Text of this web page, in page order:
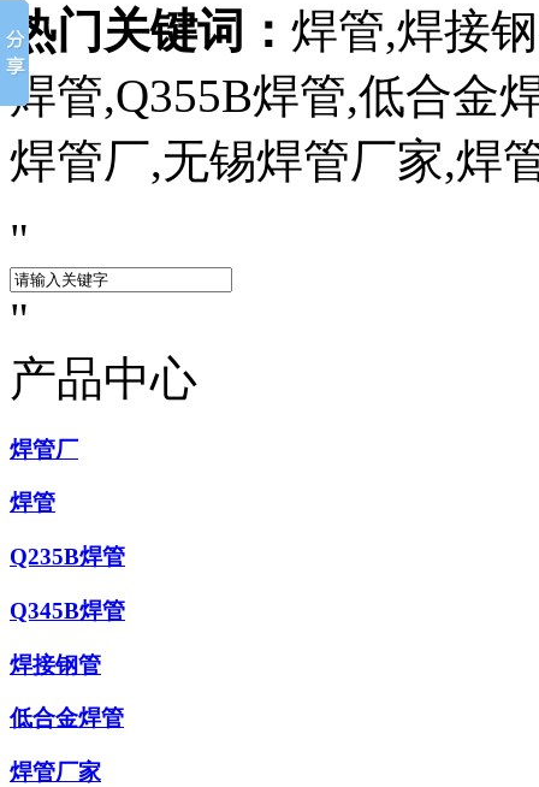
热门关键词： 焊管,焊接
焊管,Q355B焊管,低合金
焊管厂,无锡焊管厂家,焊
产品中心
焊管厂
焊管
Q235B焊管
Q345B焊管
焊接钢管
低合金焊管
焊管厂家